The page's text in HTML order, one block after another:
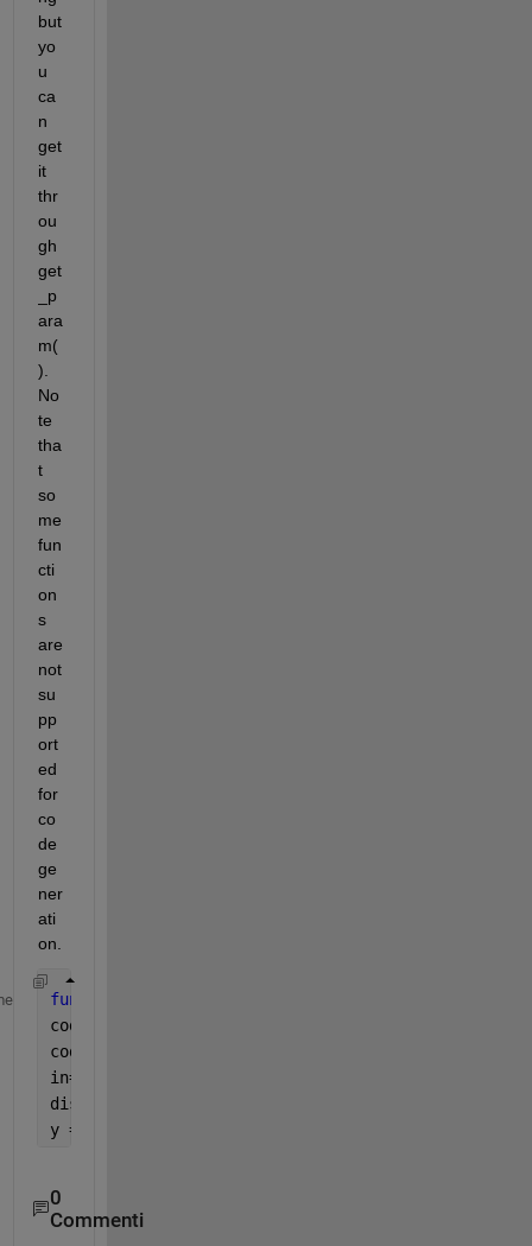
but
yo
u
ca
n
get
it
thr
ou
gh
get
_p
ara
m(
).
No
te
tha
t
so
me
fun
cti
on
s
are
not
su
pp
ort
ed
for
co
de
ge
ner
ati
on.
function
coder.extrinsic(
coder.extrinsic(
in=get_param(gcb,
disp(in);
y = u;
0
Commenti